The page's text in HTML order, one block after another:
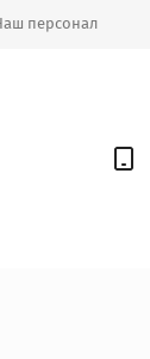
персонал